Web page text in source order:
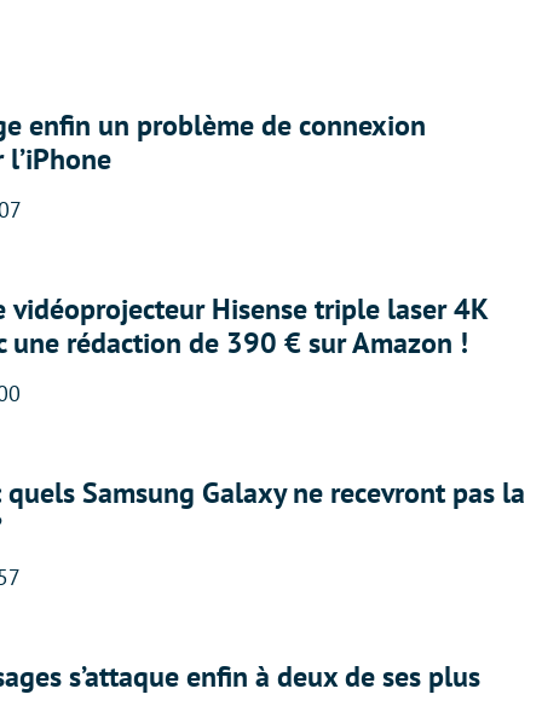
enfin un problème de connexion
vidéoprojecteur Hisense triple laser 4K
une rédaction de 390 € sur Amazon !
Samsung Galaxy ne recevront pas la
s’attaque enfin à deux de ses plus